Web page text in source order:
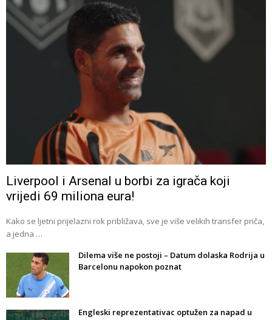
Liverpool i Arsenal u borbi za igrača koji
vrijedi 69 miliona eura!
Kako se ljetni prijelazni rok približava, sve je više velikih transfer priča,
a jedna …
Dilema više ne postoji – Datum dolaska Rodrija u
Barcelonu napokon poznat
Engleski reprezentativac optužen za napad u